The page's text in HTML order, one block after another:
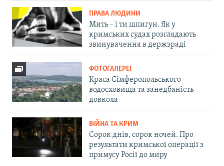
ПРАВА ЛЮДИНИ
Мить – і ти шпигун. Як у
кримських судах розглядають
звинувачення в держзраді
ФОТОГАЛЕРЕЇ
Краса Сімферопольського
водосховища та занедбаність
довкола
ВІЙНА ТА КРИМ
Сорок днів, сорок ночей. Про
результати кримської операції з
примусу Росії до миру